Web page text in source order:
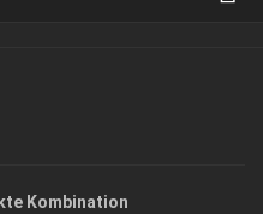
Kombination